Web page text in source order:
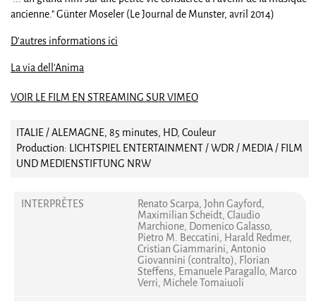
ancienne." Günter Moseler (Le Journal de Munster, avril 2014)
D'autres informations ici
La via dell'Anima
VOIR LE FILM EN STREAMING SUR VIMEO
ITALIE / ALEMAGNE, 85 minutes, HD, Couleur
Production: LICHTSPIEL ENTERTAINMENT / WDR / MEDIA / FILM
UND MEDIENSTIFTUNG NRW
INTERPRÈTES
Renato Scarpa, John Gayford,
Maximilian Scheidt, Claudio
Marchione, Domenico Galasso,
Pietro M. Beccatini, Harald Redmer,
Cristian Giammarini, Antonio
Giovannini (contralto), Florian
Steffens, Emanuele Paragallo, Marco
Verri, Michele Tomaiuoli